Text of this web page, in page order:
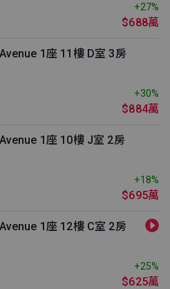
+27%
$688萬
1座 11樓 D室 3房
+30%
$884萬
1座 10樓 J室 2房
+18%
$695萬
1座 12樓 C室 2房
+25%
$625萬